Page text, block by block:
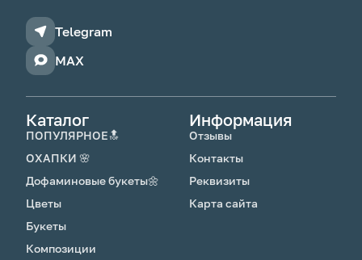
Telegram
MAX
Каталог
ПОПУЛЯРНОЕ🔝
ОХАПКИ 🌸
Дофаминовые букеты🌼
Цветы
Букеты
Композиции
Информация
Отзывы
Контакты
Реквизиты
Карта сайта